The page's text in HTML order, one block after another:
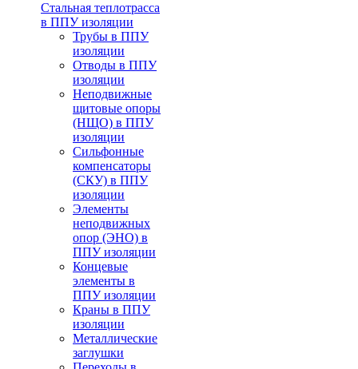
Стальная теплотрасса
в ППУ изоляции
Трубы в ППУ
изоляции
Отводы в ППУ
изоляции
Неподвижные
щитовые опоры
(НЩО) в ППУ
изоляции
Cильфонные
компенсаторы
(СКУ) в ППУ
изоляции
Элементы
неподвижных
опор (ЭНО) в
ППУ изоляции
Концевые
элементы в
ППУ изоляции
Краны в ППУ
изоляции
Металлические
заглушки